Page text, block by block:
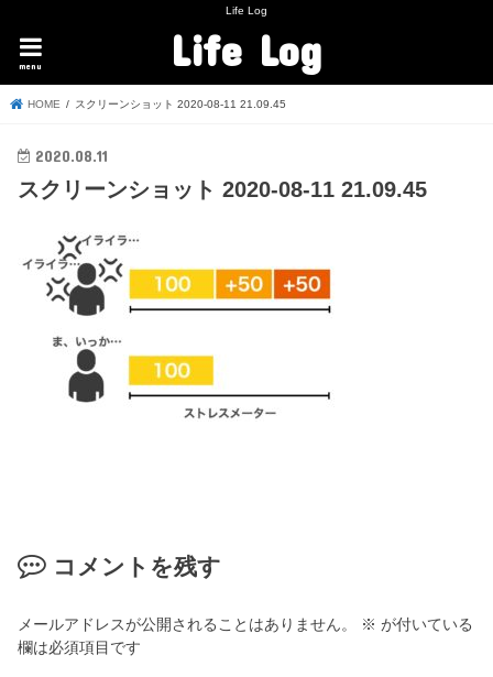
Life Log
Life Log
menu
HOME スクリーンショット 2020-08-11 21.09.45
2020.08.11
スクリーンショット 2020-08-11 21.09.45
コメントを残す
メールアドレスが公開されることはありません。 ※ が付いている
欄は必須項目です